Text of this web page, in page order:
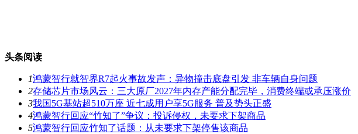
头条阅读
1鸿蒙智行就智界R7起火事故发声：异物撞击底盘引发 非车辆自身问题
2存储芯片市场风云：三大原厂2027年内存产能分配完毕，消费终端或承压涨价
3我国5G基站超510万座 近七成用户享5G服务 普及势头正盛
4鸿蒙智行回应“竹知了”争议：投诉侵权，未要求下架商品
5鸿蒙智行回应竹知了话题：从未要求下架停售该商品